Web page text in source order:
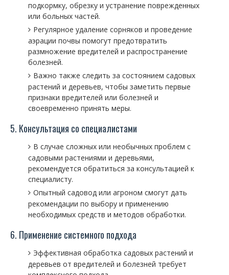
подкормку, обрезку и устранение поврежденных
или больных частей.
Регулярное удаление сорняков и проведение
аэрации почвы помогут предотвратить
размножение вредителей и распространение
болезней.
Важно также следить за состоянием садовых
растений и деревьев, чтобы заметить первые
признаки вредителей или болезней и
своевременно принять меры.
5. Консультация со специалистами
В случае сложных или необычных проблем с
садовыми растениями и деревьями,
рекомендуется обратиться за консультацией к
специалисту.
Опытный садовод или агроном смогут дать
рекомендации по выбору и применению
необходимых средств и методов обработки.
6. Применение системного подхода
Эффективная обработка садовых растений и
деревьев от вредителей и болезней требует